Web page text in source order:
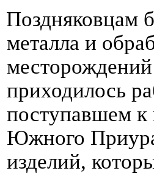
Поздняковцам
металла и
приходилось
поступавшем к
Южного
изделий,